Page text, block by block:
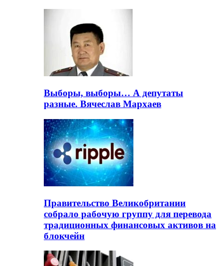
Выборы, выборы… А депутаты
разные. Вячеслав Мархаев
Правительство Великобритании
собрало рабочую группу для перевода
традиционных финансовых активов на
блокчейн